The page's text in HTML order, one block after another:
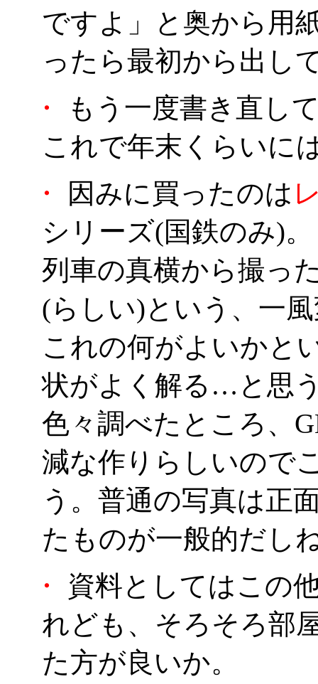
ですよ」と奥から用
ったら最初から出し
・
もう一度書き直し
これで年末くらいに
・
因みに買ったのは
シリーズ(国鉄のみ)。
列車の真横から撮っ
(らしい)という、一
これの何がよいかと
状がよく解る…と思
色々調べたところ、
減な作りらしいので
う。普通の写真は正
たものが一般的だし
・
資料としてはこの
れども、そろそろ部
た方が良いか。